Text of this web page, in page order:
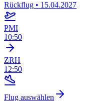
Rückflug • 15.04.2027
PMI
10:50
ZRH
12:50
Flug auswählen